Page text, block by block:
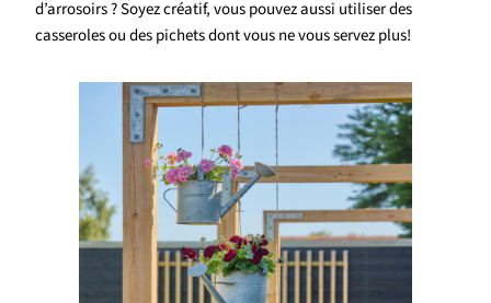
d’arrosoirs ? Soyez créatif, vous pouvez aussi utiliser des
casseroles ou des pichets dont vous ne vous servez plus!